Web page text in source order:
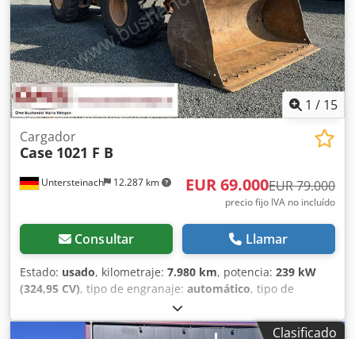
1 / 15
Untersteinach 12.287 km
Cargador
Case 1021 F B
EUR 69.000EUR 79.000
precio fijo IVA no incluído
Consultar Llamar
Estado: usado, kilometraje: 7.980 km, potencia: 239 kW
(324,95 CV), tipo de engranaje: automático, tipo de
amarillo
01/2013, Año de fabricación:2013, Equipamiento:aire
Clasificado